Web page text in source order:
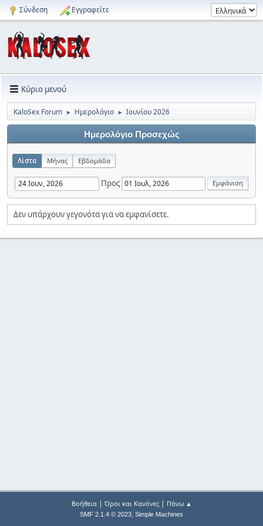
Σύνδεση Εγγραφείτε
Κύριο μενού
KaloSex Forum ► Ημερολόγιο ► Ιουνίου 2026
Ημερολόγιο Προσεχώς
Λίστα Μήνας Εβδομάδα
Προς
Δεν υπάρχουν γεγονότα για να εμφανίσετε.
Βοήθεια| Όροι και Κανόνες| Πάνω ▲
SMF 2.1.4 © 2023, Simple Machines